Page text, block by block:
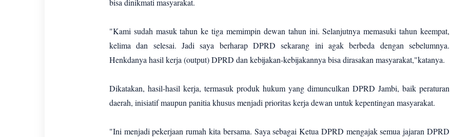
bisa dinikmati masyarakat.
"Kami sudah masuk tahun ke tiga memimpin dewan tahun ini. Selanjutnya memasuki tahun keempat,
kelima dan selesai. Jadi saya berharap DPRD sekarang ini agak berbeda dengan sebelumnya.
Henkdanya hasil kerja (output) DPRD dan kebijakan-kebijakannya bisa dirasakan masyarakat,"katanya.
Dikatakan, hasil-hasil kerja, termasuk produk hukum yang dimunculkan DPRD Jambi, baik peraturan
daerah, inisiatif maupun panitia khusus menjadi prioritas kerja dewan untuk kepentingan masyarakat.
"Ini menjadi pekerjaan rumah kita bersama. Saya sebagai Ketua DPRD mengajak semua jajaran DPRD